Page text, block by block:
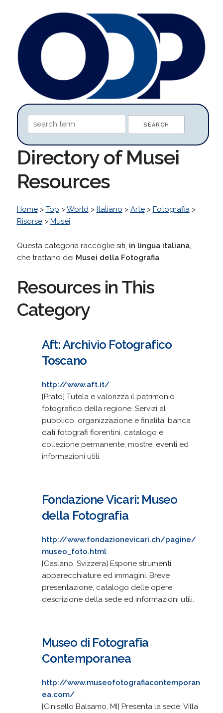
Directory of Musei
Resources
Home> Top >World> Italiano > Arte> Fotografia>
Risorse> Musei
Questa categoria raccoglie siti, in lingua italiana,
che trattano dei Musei della Fotografia.
Resources in This
Category
Aft: Archivio Fotografico
Toscano
http://www.aft.it/
[Prato] Tutela e valorizza il patrimonio
fotografico della regione. Servizi al
pubblico, organizzazione e finalità, banca
dati fotografi fiorentini, catalogo e
collezione permanente, mostre, eventi ed
informazioni utili.
Fondazione Vicari: Museo
della Fotografia
http://www.fondazionevicari.ch/pagine/
museo_foto.html
[Caslano, Svizzera] Espone strumenti,
apparecchiature ed immagini. Breve
presentazione, catalogo delle opere,
descrizione della sede ed informazioni utili.
Museo di Fotografia
Contemporanea
http://www.museofotografiacontemporan
ea.com/
[Cinisello Balsamo, MI] Presenta la sede, Villa